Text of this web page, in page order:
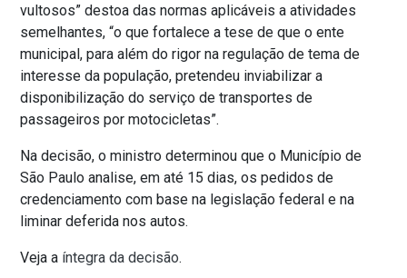
vultosos” destoa das normas aplicáveis a atividades
semelhantes, “o que fortalece a tese de que o ente
municipal, para além do rigor na regulação de tema de
interesse da população, pretendeu inviabilizar a
disponibilização do serviço de transportes de
passageiros por motocicletas”.
Na decisão, o ministro determinou que o Município de
São Paulo analise, em até 15 dias, os pedidos de
credenciamento com base na legislação federal e na
liminar deferida nos autos.
Veja a íntegra da decisão.